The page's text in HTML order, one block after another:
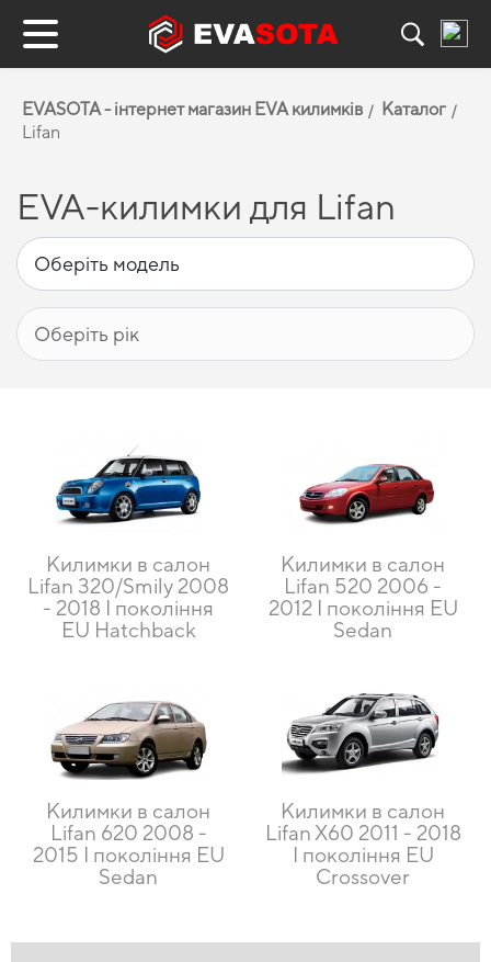
EVASOTA - інтернет магазин EVA килимків
Каталог
Lifan
EVA-килимки для Lifan
Килимки в салон
Lifan 320/Smily 2008
- 2018 I покоління
EU Hatchback
Килимки в салон
Lifan 520 2006 -
2012 I покоління EU
Sedan
Килимки в салон
Lifan 620 2008 -
2015 I покоління EU
Sedan
Килимки в салон
Lifan X60 2011 - 2018
I покоління EU
Crossover